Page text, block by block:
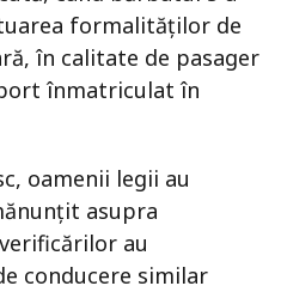
formalităților de
în calitate de pasager
înmatriculat în
oamenii legii au
asupra
au
conducere similar